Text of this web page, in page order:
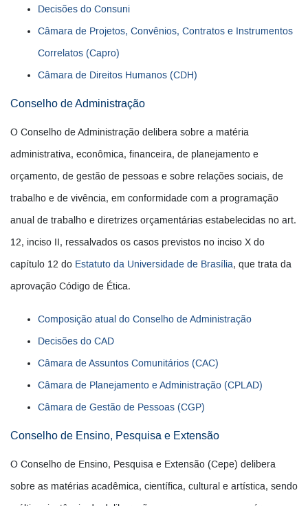
Decisões do Consuni
Câmara de Projetos, Convênios, Contratos e Instrumentos
Correlatos (Capro)
Câmara de Direitos Humanos (CDH)
Conselho de Administração
O Conselho de Administração delibera sobre a matéria
administrativa, econômica, financeira, de planejamento e
orçamento, de gestão de pessoas e sobre relações sociais, de
trabalho e de vivência, em conformidade com a programação
anual de trabalho e diretrizes orçamentárias estabelecidas no art.
12, inciso II, ressalvados os casos previstos no inciso X do
capítulo 12 do Estatuto da Universidade de Brasília, que trata da
aprovação Código de Ética.
Composição atual do Conselho de Administração
Decisões do CAD
Câmara de Assuntos Comunitários (CAC)
Câmara de Planejamento e Administração (CPLAD)
Câmara de Gestão de Pessoas (CGP)
Conselho de Ensino, Pesquisa e Extensão
O Conselho de Ensino, Pesquisa e Extensão (Cepe) delibera
sobre as matérias acadêmica, científica, cultural e artística, sendo